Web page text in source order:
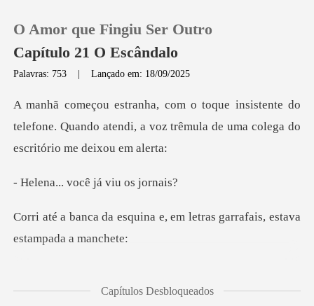
0
Loja
Histórico
O Amor que Fingiu Ser Outro
Capítulo 21 O Escândalo
Palavras: 753 |Lançado em: 18/09/2025
te do
telefone. Quando atendi, a voz trêmula d
você já vi
a e, em letras garrafais, e
Capítulos Desbloqueados